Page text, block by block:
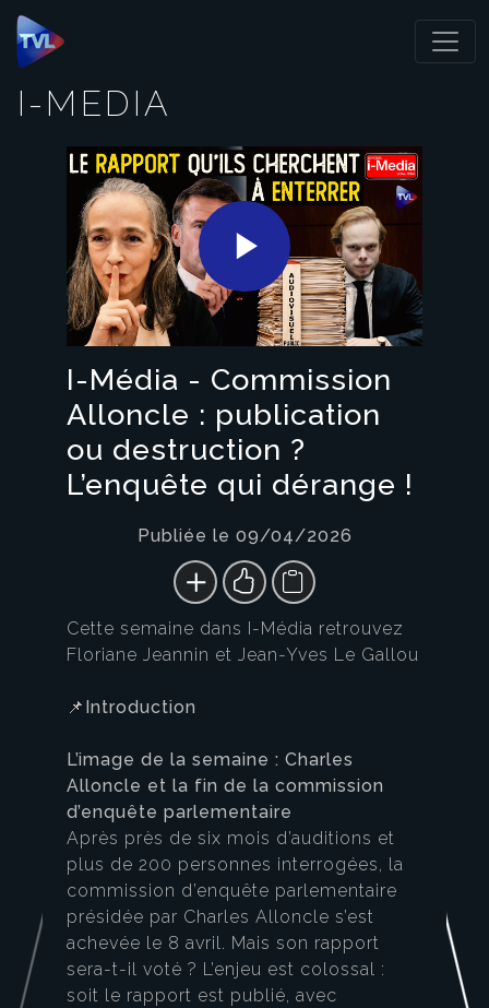
Panneau de gestion des cookies
I-MEDIA
Play
Video
I-Média - Commission
Alloncle : publication
ou destruction ?
L’enquête qui dérange !
Publiée le 09/04/2026
Cette semaine dans I-Média retrouvez
Floriane Jeannin et Jean-Yves Le Gallou
📌Introduction
L’image de la semaine : Charles
Alloncle et la fin de la commission
d’enquête parlementaire
Après près de six mois d’auditions et
plus de 200 personnes interrogées, la
commission d’enquête parlementaire
présidée par Charles Alloncle s’est
achevée le 8 avril. Mais son rapport
sera-t-il voté ? L’enjeu est colossal :
soit le rapport est publié, avec